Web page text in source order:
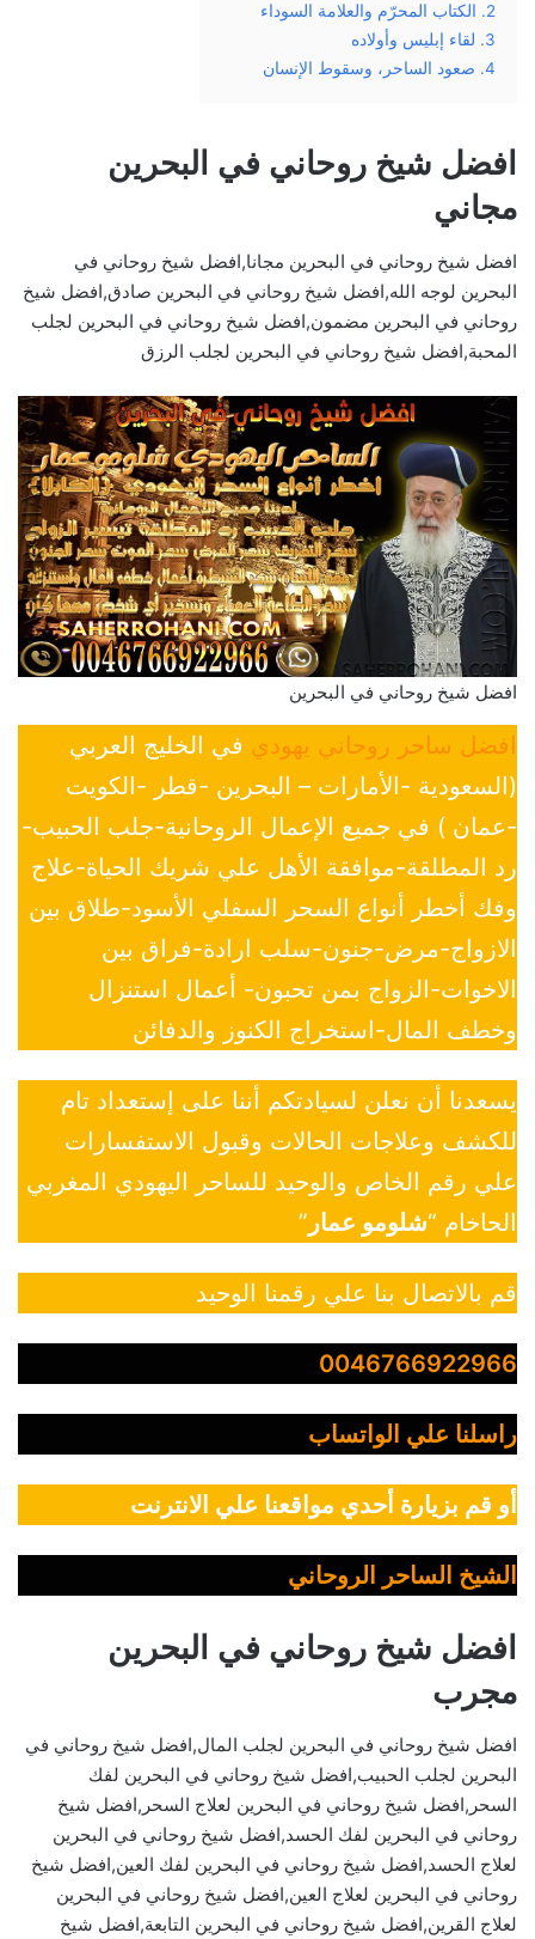
2. الكتاب المحرّم والعلامة السوداء
3. لقاء إبليس وأولاده
4. صعود الساحر، وسقوط الإنسان
افضل شيخ روحاني في البحرين
مجاني
افضل شيخ روحاني في البحرين مجانا,افضل شيخ روحاني في
البحرين لوجه الله,افضل شيخ روحاني في البحرين صادق,افضل شيخ
روحاني في البحرين مضمون,افضل شيخ روحاني في البحرين لجلب
المحبة,افضل شيخ روحاني في البحرين لجلب الرزق
افضل شيخ روحاني في البحرين
افضل ساحر روحاني يهودي في الخليج العربي
(السعودية -الأمارات – البحرين -قطر -الكويت
-عمان ) في جميع الإعمال الروحانية-جلب الحبيب-
رد المطلقة-موافقة الأهل علي شريك الحياة-علاج
وفك أخطر أنواع السحر السفلي الأسود-طلاق بين
الازواج-مرض-جنون-سلب ارادة-فراق بين
الاخوات-الزواج بمن تحبون- أعمال استنزال
وخطف المال-استخراج الكنوز والدفائن
يسعدنا أن نعلن لسيادتكم أننا على إستعداد تام
للكشف وعلاجات الحالات وقبول الاستفسارات
علي رقم الخاص والوحيد للساحر اليهودي المغربي
الحاخام “شلومو عمار ”
قم بالاتصال بنا علي رقمنا الوحيد
0046766922966
راسلنا علي الواتساب
أو قم بزيارة أحدي مواقعنا علي الانترنت
الشيخ الساحر الروحاني
افضل شيخ روحاني في البحرين
مجرب
افضل شيخ روحاني في البحرين لجلب المال,افضل شيخ روحاني في
البحرين لجلب الحبيب,افضل شيخ روحاني في البحرين لفك
السحر,افضل شيخ روحاني في البحرين لعلاج السحر,افضل شيخ
روحاني في البحرين لفك الحسد,افضل شيخ روحاني في البحرين
لعلاج الحسد,افضل شيخ روحاني في البحرين لفك العين,افضل شيخ
روحاني في البحرين لعلاج العين,افضل شيخ روحاني في البحرين
لعلاج القرين,افضل شيخ روحاني في البحرين التابعة,افضل شيخ